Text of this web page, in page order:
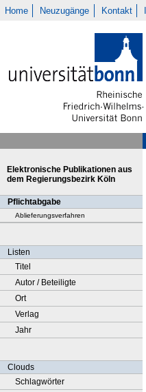
Home Neuzugänge Kontakt
Elektronische Publikationen aus
dem Regierungsbezirk Köln
Pflichtabgabe
Ablieferungsverfahren
Listen
Titel
Autor / Beteiligte
Ort
Verlag
Jahr
Clouds
Schlagwörter